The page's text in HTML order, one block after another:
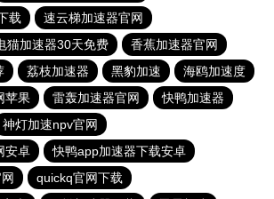
载
速云梯加速器官网
猫加速器30天免费
香蕉加速器官网
荔枝加速器 黑豹加速
海鸥加速度
苹果
雷轰加速器官网
快鸭加速器
神灯加速npv官网
安卓
快鸭app加速器下载安卓
quickq官网下载